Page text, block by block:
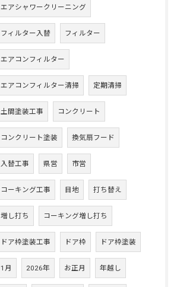
エアシャワークリーニング
フィルター入替 フィルター
エアコンフィルター
エアコンフィルター清掃 定期清掃
土間塗装工事 コンクリート
コンクリート塗装 換気扇フード
入替工事 県営 市営
コーキング工事 目地 打ち替え
増し打ち コーキング増し打ち
ドア枠塗装工事 ドア枠 ドア枠塗装
1月 2026年 お正月 年越し